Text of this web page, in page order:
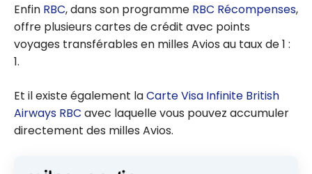
Enfin RBC, dans son programme RBC Récompenses,
offre plusieurs cartes de crédit avec points
voyages transférables en milles Avios au taux de 1 :
1.
Et il existe également laCarte Visa Infinite British
Airways RBC avec laquelle vous pouvez accumuler
directement des milles Avios.